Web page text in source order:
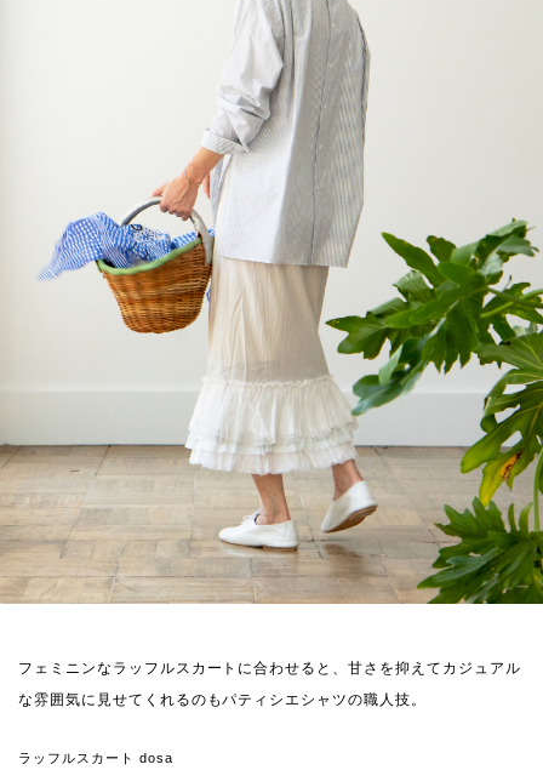
フェミニンなラッフルスカートに合わせると、甘さを抑えてカジュアル
な雰囲気に見せてくれるのもパティシエシャツの職人技。
ラッフルスカート dosa